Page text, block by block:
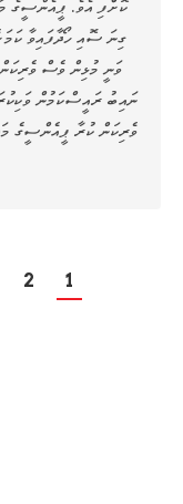
ގިނަ ސޮއި ހޯދާފައިވާ
ވަނީ މުޅިން ވެސް
ނައިބު ރައީސްކަމުން
ވެރިކަން ކުރާ ޕީއެންސީގެ
1
2